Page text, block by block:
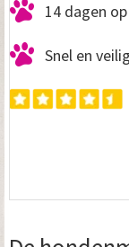
14 dagen
Snel en